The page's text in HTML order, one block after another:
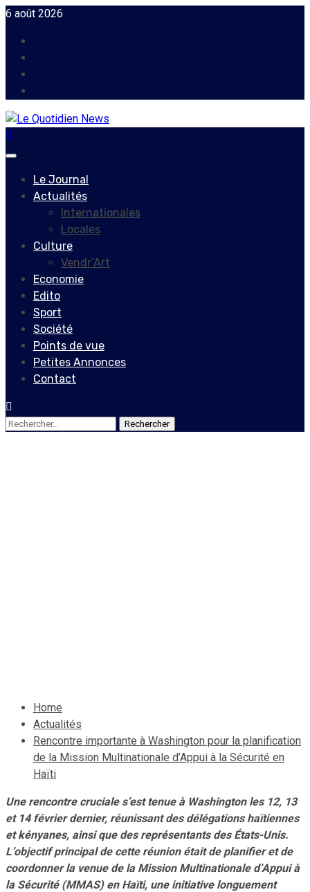
Skip
content
6 août 2026
Primary
Le Journal
Actualités
Internationales
Locales
Culture
Vendr’Art
Economie
Edito
Sport
Société
Points de vue
Petites Annonces
Contact
Rechercher :
Home
Actualités
Rencontre importante à Washington pour la planification
de la Mission Multinationale d’Appui à la Sécurité en
Haïti
Une rencontre cruciale s’est tenue à Washington les 12, 13
et 14 février dernier, réunissant des délégations haïtiennes
et kényanes, ainsi que des représentants des États-Unis.
L’objectif principal de cette réunion était de planifier et de
coordonner la venue de la Mission Multinationale d’Appui à
la Sécurité (MMAS) en Haïti, une initiative longuement